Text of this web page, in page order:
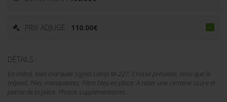
PRIX ADJUGÉ : 110.00€
DÉTAILS :
En métal, bien marquée Signal Lamp M-227. Crosse présente, ainsi que le
trépied. Piles manquantes. Filtre bleu en place. A noter une certaine usure et
patine de la pièce. Photos supplémentaires...